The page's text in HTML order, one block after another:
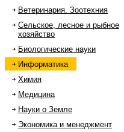
Ветеринария. Зоотехния
Сельское, лесное и рыбное
хозяйство
Биологические науки
Информатика
Химия
Медицина
Науки о Земле
Экономика и менеджмент